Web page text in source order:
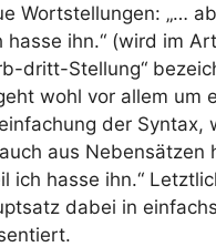
Wortstellungen: „…
hasse ihn.“ (wird im
dritt-Stellung“
wohl vor allem um
der Syntax,
aus Nebensätzen
ich hasse ihn.“
dabei in